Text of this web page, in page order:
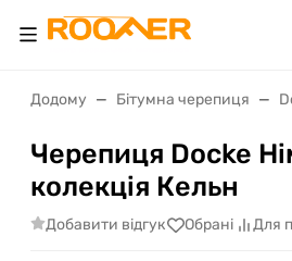
Додому Бітумна черепиця
Черепиця Docke
колекція Кельн
Добавити відгук Обрані Для